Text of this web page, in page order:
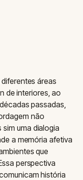
áreas
de interiores, ao
passadas,
não
uma dialogia
a memória afetiva
que
perspectiva
história